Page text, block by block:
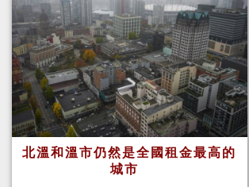
北溫和溫市仍然是全國租金最高的
城市